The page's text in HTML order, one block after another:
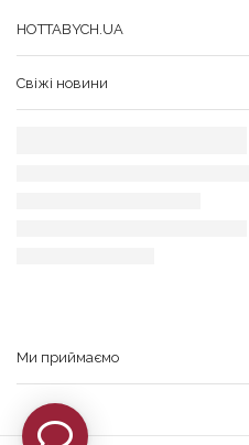
HOTTABYCH.UA
Свіжі новини
Ми приймаємо